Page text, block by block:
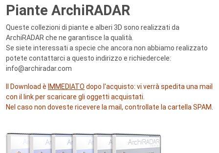
Piante ArchiRADAR
Queste collezioni di piante e alberi 3D sono realizzati da
ArchiRADAR che ne garantisce la qualità.
Se siete interessati a specie che ancora non abbiamo realizzato
potete contattarci a questo indirizzo e richiedercele:
info@archiradar.com
Il Download è IMMEDIATO dopo l'acquisto: vi verrà spedita una mail
con il link per scaricare gli oggetti acquistati.
Nel caso non doveste ricevere la mail, controllate la cartella SPAM.